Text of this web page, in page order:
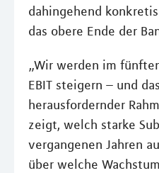
dahingehend
das obere Ende der
„Wir werden im
EBIT steigern – und
herausfordernder
zeigt, welch starke
vergangenen Jahren
über welche